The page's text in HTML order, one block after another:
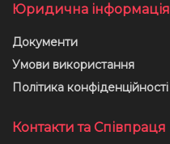
Юридична інформація
Документи
Умови використання
Політика конфіденційності
Контакти та Співпраця